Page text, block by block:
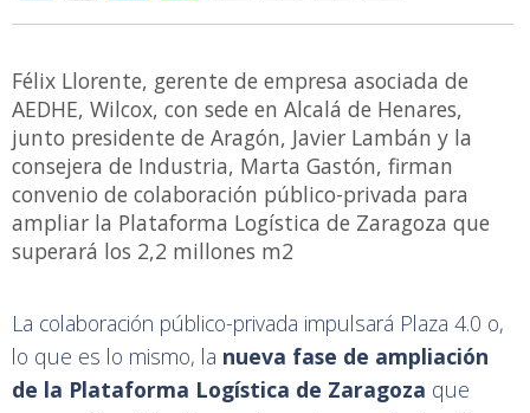
Félix Llorente, gerente de empresa asociada de
AEDHE, Wilcox, con sede en Alcalá de Henares,
junto presidente de Aragón, Javier Lambán y la
consejera de Industria, Marta Gastón, firman
convenio de colaboración público-privada para
ampliar la Plataforma Logística de Zaragoza que
superará los 2,2 millones m2
La colaboración público-privada impulsará Plaza 4.0 o,
lo que es lo mismo, la nueva fase de ampliación
de la Plataforma Logística de Zaragoza que